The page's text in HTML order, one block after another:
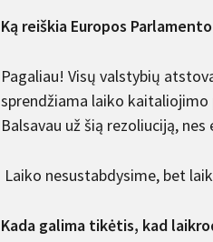
Ką reiškia Europos
Pagaliau! Visų valstybių
sprendžiama laiko
Balsavau už šią rezoliuciją,
Laiko nesustabdysime, bet
Kada galima tikėtis, kad